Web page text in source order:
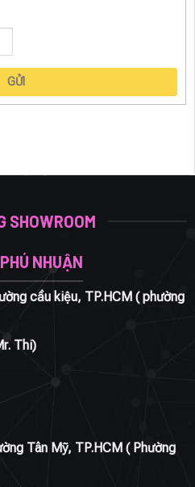
GỬI
SHOWROOM
NHUẬN
cầu kiệu, TP.HCM ( phường
Thi)
Tân Mỹ, TP.HCM ( Phường